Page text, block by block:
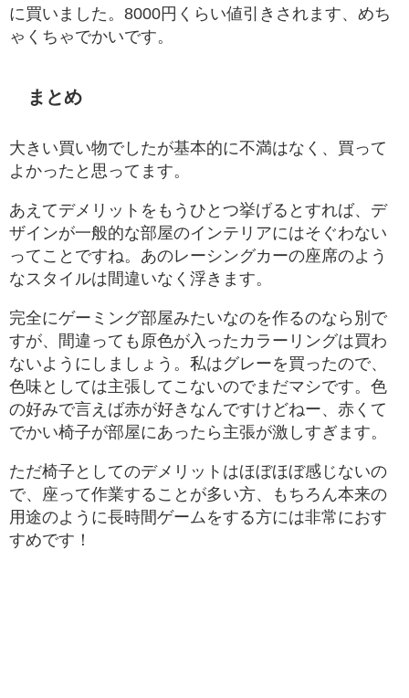
に買いました。8000円くらい値引きされます、めち
ゃくちゃでかいです。
まとめ
大きい買い物でしたが基本的に不満はなく、買って
よかったと思ってます。
あえてデメリットをもうひとつ挙げるとすれば、デ
ザインが一般的な部屋のインテリアにはそぐわない
ってことですね。あのレーシングカーの座席のよう
なスタイルは間違いなく浮きます。
完全にゲーミング部屋みたいなのを作るのなら別で
すが、間違っても原色が入ったカラーリングは買わ
ないようにしましょう。私はグレーを買ったので、
色味としては主張してこないのでまだマシです。色
の好みで言えば赤が好きなんですけどねー、赤くて
でかい椅子が部屋にあったら主張が激しすぎます。
ただ椅子としてのデメリットはほぼほぼ感じないの
で、座って作業することが多い方、もちろん本来の
用途のように長時間ゲームをする方には非常におす
すめです！